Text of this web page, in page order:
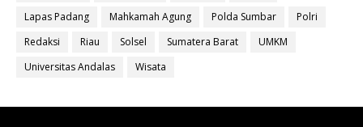
Lapas Padang
Mahkamah Agung Polda Sumbar
Polri
Redaksi
Riau Solsel Sumatera Barat
UMKM
Universitas Andalas
Wisata